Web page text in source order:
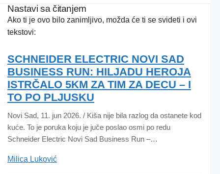
Nastavi sa čitanjem
Ako ti je ovo bilo zanimljivo, možda će ti se svideti i ovi
tekstovi:
SCHNEIDER ELECTRIC NOVI SAD
BUSINESS RUN: HILJADU HEROJA
ISTRČALO 5KM ZA TIM ZA DECU – I
TO PO PLJUSKU
Novi Sad, 11. jun 2026. / Kiša nije bila razlog da ostanete kod
kuće. To je poruka koju je juče poslao osmi po redu
Schneider Electric Novi Sad Business Run –…
Milica Luković